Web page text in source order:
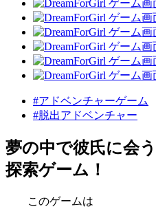
#アドベンチャーゲーム
#脱出アドベンチャー
夢の中で彼氏に会
探索ゲーム！
このゲームは